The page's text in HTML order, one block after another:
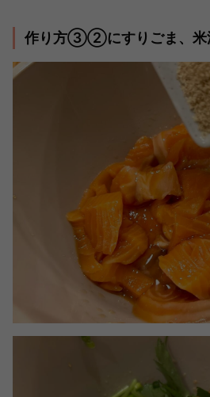
作り方③②にすりごま、米